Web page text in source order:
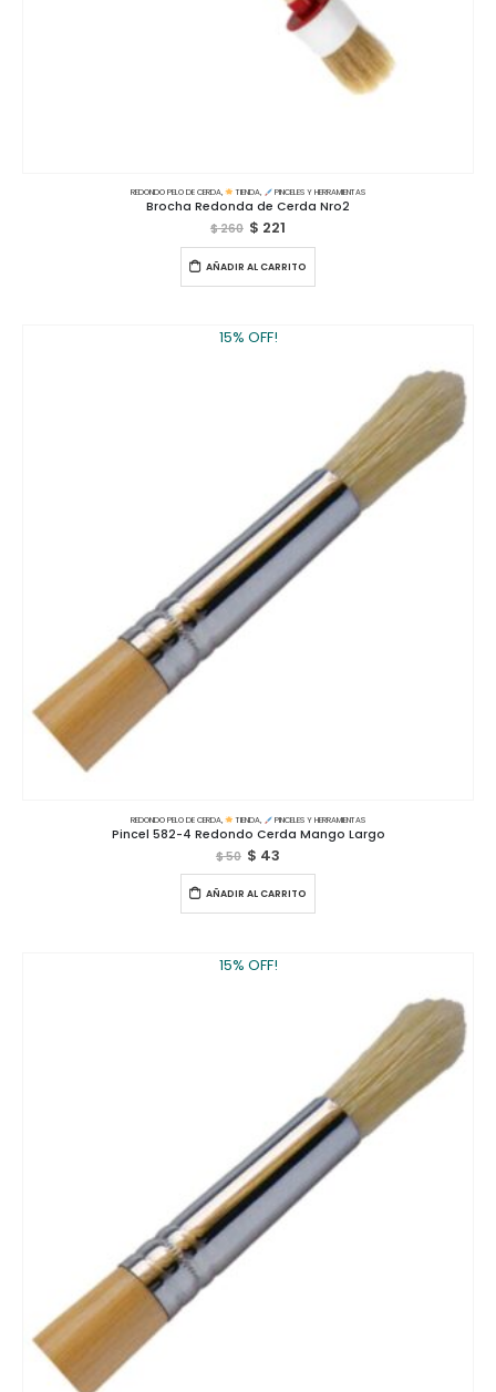
REDONDO PELO DE CERDA, TIENDA, PINCELES Y HERRAMIENTAS
Brocha Redonda de Cerda Nro2
$260 $ 221
AÑADIR AL CARRITO
15% OFF!
REDONDO PELO DE CERDA, TIENDA, PINCELES Y HERRAMIENTAS
Pincel 582-4 Redondo Cerda Mango Largo
$50 $ 43
AÑADIR AL CARRITO
15% OFF!